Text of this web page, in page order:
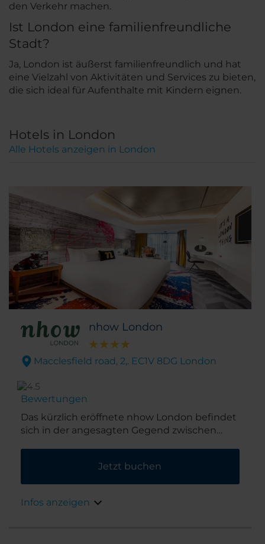
den Verkehr machen.
Ist London eine familienfreundliche
Stadt?
Ja, London ist äußerst familienfreundlich und hat
eine Vielzahl von Aktivitäten und Services zu bieten,
die sich ideal für Aufenthalte mit Kindern eignen.
Hotels in London
Alle Hotels anzeigen in London
nhow London
Macclesfield road, 2,. EC1V 8DG London
Bewertungen
Das kürzlich eröffnete nhow London befindet
sich in der angesagten Gegend zwischen
Minuten vom „Silicon Roundabout“, dem
High-Tech-Zentrum an der Old Street, und
entfernt. Die nahegelegene U-Bahn-Station
Jetzt buchen
Infos anzeigen